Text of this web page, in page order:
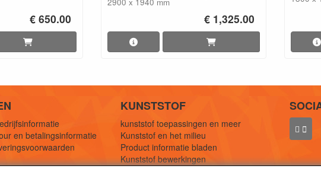
€ 650.00
2900 x 1940 mm
€ 1,325.00
en betalingsinformatie
KUNSTSTOF
kunststof toepassingen en meer
Kunststof en het milieu
Product informatie bladen
Kunststof bewerkingen